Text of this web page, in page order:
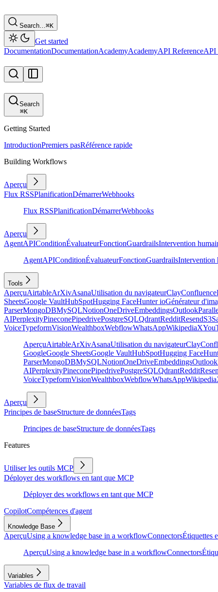
Search…⌘K
Get started
DocumentationDocumentationAcademyAcademyAPI ReferenceAPI
Search
⌘K
Getting Started
IntroductionPremiers pasRéférence rapide
Building Workflows
Aperçu
Flux RSSPlanificationDémarrerWebhooks
Flux RSSPlanificationDémarrerWebhooks
Aperçu
AgentAPIConditionÉvaluateurFonctionGuardrailsIntervention
AgentAPIConditionÉvaluateurFonctionGuardrailsIntervention
Tools
AperçuAirtableArXivAsanaUtilisation du navigateurClayConfluence
SheetsGoogle VaultHubSpotHugging FaceHunter ioGénérateur
ParserMongoDBMySQLNotionOneDriveEmbeddingsOutlook
AIPerplexityPineconePipedrivePostgreSQLQdrantRedditResendS3
VoiceTypeformVisionWealthboxWebflowWhatsAppWikipediaX
AperçuAirtableArXivAsanaUtilisation du navigateurClay
GoogleGoogle SheetsGoogle VaultHubSpotHugging Face
ParserMongoDBMySQLNotionOneDriveEmbeddingsOutlook
AIPerplexityPineconePipedrivePostgreSQLQdrantReddit
VoiceTypeformVisionWealthboxWebflowWhatsAppWikipedia
Aperçu
Principes de baseStructure de donnéesTags
Principes de baseStructure de donnéesTags
Features
Utiliser les outils MCP
Déployer des workflows en tant que MCP
Déployer des workflows en tant que MCP
CopilotCompétences d'agent
Knowledge Base
AperçuUsing a knowledge base in a workflowConnectorsÉtiquettes
AperçuUsing a knowledge base in a workflowConnectors
Variables
Variables de flux de travail